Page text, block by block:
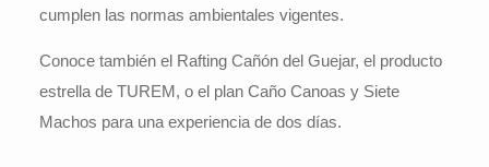
cumplen las normas ambientales vigentes.
Conoce también el Rafting Cañón del Guejar, el producto
estrella de TUREM, o el plan Caño Canoas y Siete
Machos para una experiencia de dos días.